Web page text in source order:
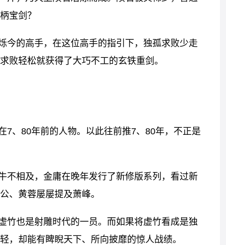
宝剑？
今的高手，在这位高手的指引下，独孤求败少走
败轻松就获得了大巧不工的玄铁重剑。
7、80年前的人物。以此往前推7、80年，不正是
不相及，金庸在晚年发行了新修版系列，看过新
、黄蓉屡屡提及萧峰。
竹也是射雕时代的一员。而如果将虚竹看成是独
，却能有睥睨天下、所向披靡的惊人战绩。